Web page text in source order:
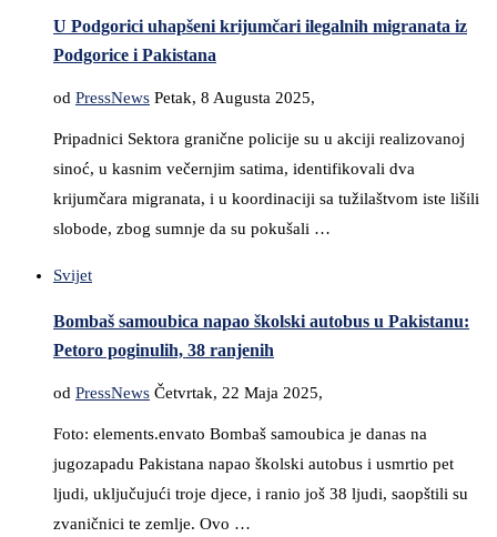
U Podgorici uhapšeni krijumčari ilegalnih migranata iz
Podgorice i Pakistana
od PressNews Petak, 8 Augusta 2025,
Pripadnici Sektora granične policije su u akciji realizovanoj
sinoć, u kasnim večernjim satima, identifikovali dva
krijumčara migranata, i u koordinaciji sa tužilaštvom iste lišili
slobode, zbog sumnje da su pokušali …
Svijet
Bombaš samoubica napao školski autobus u Pakistanu:
Petoro poginulih, 38 ranjenih
od PressNews Četvrtak, 22 Maja 2025,
Foto: elements.envato Bombaš samoubica je danas na
jugozapadu Pakistana napao školski autobus i usmrtio pet
ljudi, uključujući troje djece, i ranio još 38 ljudi, saopštili su
zvaničnici te zemlje. Ovo …